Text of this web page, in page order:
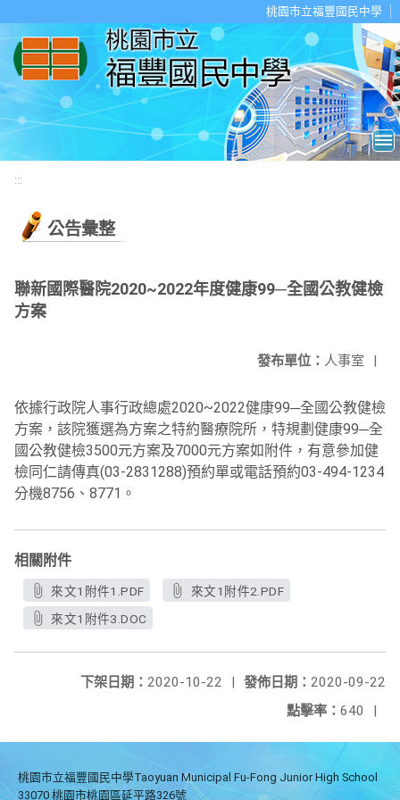
桃園市立福豐國民中學
:::
公告彙整
聯新國際醫院2020~2022年度健康99─全國公教健檢
方案
發布單位： 人事室 |
依據行政院人事行政總處2020~2022健康99─全國公教健檢
方案，該院獲選為方案之特約醫療院所，特規劃健康99─全
國公教健檢3500元方案及7000元方案如附件，有意參加健
檢同仁請傳真(03-2831288)預約單或電話預約03-494-1234
分機8756、8771。
相關附件
來文1附件1.PDF
來文1附件2.PDF
來文1附件3.DOC
發佈日期： 2020-09-22
下架日期： 2020-10-22
|
點擊率： 640 |
桃園市立福豐國民中學Taoyuan Municipal Fu-Fong Junior High School
33070 桃園市桃園區延平路326號